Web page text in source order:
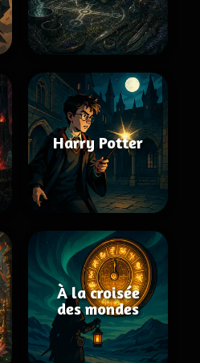
Harry Potter
À la croisée
des mondes